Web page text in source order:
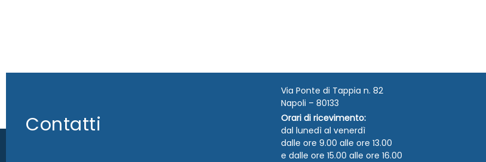
Contatti
Via Ponte di Tappia n. 82
Napoli – 80133
Orari di ricevimento:
dal lunedì al venerdì
dalle ore 9.00 alle ore 13.00
e dalle ore 15.00 alle ore 16.00